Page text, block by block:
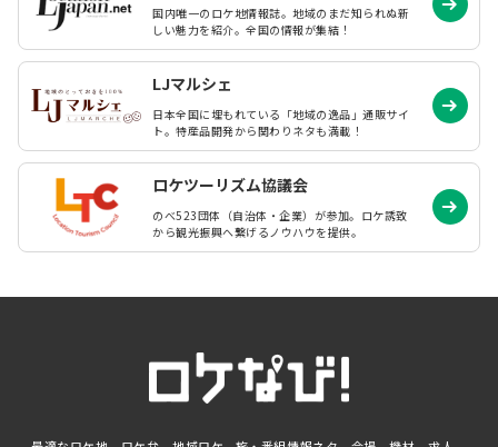
国内唯一のロケ地情報誌。地域のまだ知られぬ新
しい魅力を紹介。全国の情報が集結！
LJマルシェ
日本全国に埋もれている「地域の逸品」通販サイ
ト。特産品開発から関わりネタも満載！
ロケツーリズム協議会
のべ523団体（自治体・企業）が参加。ロケ誘致
から観光振興へ繋げるノウハウを提供。